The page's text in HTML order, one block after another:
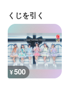
くじを引く
¥500